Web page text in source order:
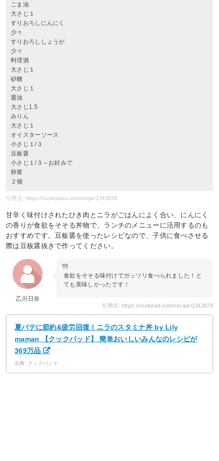
ごま油
大さじ１
すりおろしにんにく
少々
すりおろししょうが
少々
料理酒
大さじ１
砂糖
大さじ１
醤油
大さじ1.5
みりん
大さじ１
オイスターソース
小さじ１/３
豆板醤
小さじ１/３～お好みで
卵黄
２個
引用元: https://cookpad.com/recipe/1342878
甘辛く味付けされたひき肉とニラがごはんによく合い、にんにく
の香りが食欲をそそる丼物で、ランチのメニューに活用するのも
おすすめです。豆板醤を使ったレシピなので、子供に食べさせる
際は豆板醤抜きで作ってください。
乙川日奈
食欲をそそる味付けでガッツリ食べられました！と
ても美味しかったです！
引用元: https://cookpad.com/recipe/1342878
夏バテに節約&疲労回復！ニラのスタミナ丼 by Lily
maman 【クックパッド】 簡単おいしいみんなのレシピが
369万品
出典: クックパッド